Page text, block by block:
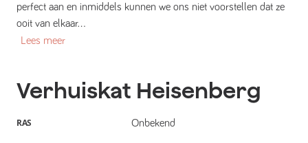
perfect aan en inmiddels kunnen we ons niet voorstellen dat ze
ooit van elkaar...
Lees meer
Verhuiskat Heisenberg
RAS Onbekend